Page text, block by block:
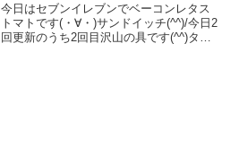
今日はセブンイレブンでベーコンレタス
トマトです(・∀・)サンドイッチ(^^)/今日2
回更新のうち2回目沢山の具です(^^)タマ